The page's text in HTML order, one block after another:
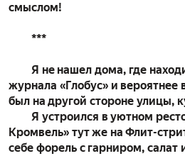
смыслом!
***
Я не нашел дома, где
журнала «Глобус» и вероятнее
был на другой стороне улицы,
Я устроился в уютном
Кромвель» тут же на Флит-
себе форель с гарниром, салат